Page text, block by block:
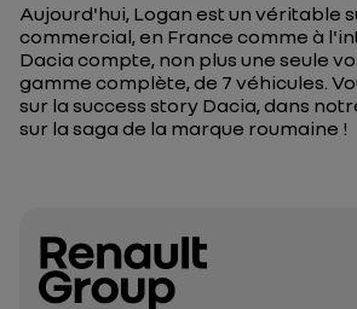
Aujourd'hui, Logan est un véritable
commercial, en France comme à
Dacia compte, non plus une seule
gamme complète, de 7 véhicules.
sur la success story Dacia, dans
sur la saga de la marque roumaine !